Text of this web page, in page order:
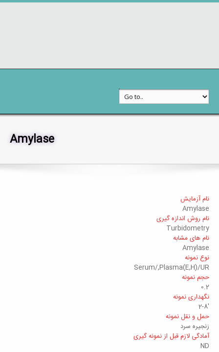
Amylase
نام آزمایش
Amylase
نام روش اندازه گیری
Turbidometry
نام های مشابه
Amylase
نوع نمونه
Serum/,Plasma(E,H)/UR
حجم نمونه
0.2
نگهداری نمونه
'2-8
حمل و نقل نمونه
زنجیره سرد
آمادگی لازم قبل از نمونه گیری
ND